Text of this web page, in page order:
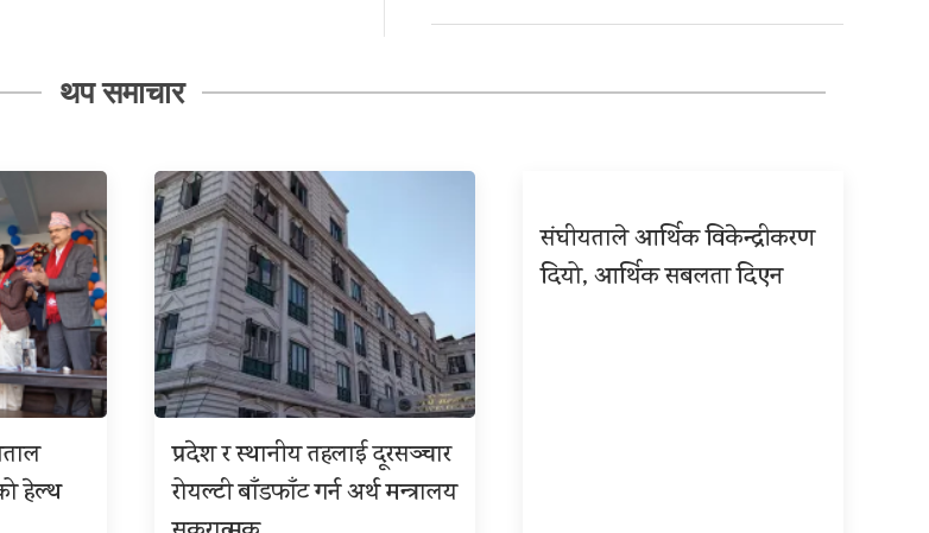
थप समाचार
हेल्थ
प्रदेश र स्थानीय तहलाई दूरसञ्चार
रोयल्टी बाँडफाँट गर्न अर्थ मन्त्रालय
संघीयताले आर्थिक विकेन्द्रीकरण
दियो, आर्थिक सबलता दिएन